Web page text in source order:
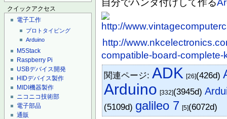
クイックアクセス
電子工作
プロトタイピング
Arduino
M5Stack
Raspberry Pi
USBデバイス開発
HIDデバイス製作
MIDI機器製作
ニコニコ技術部
電子部品
通販
自分でハンダ付けして作る
http://
compatible-board-complete-
関連ページ:ADK [26](426d)
Arduino [332](3945d)
(5109d) galileo 7 [5](6072d)